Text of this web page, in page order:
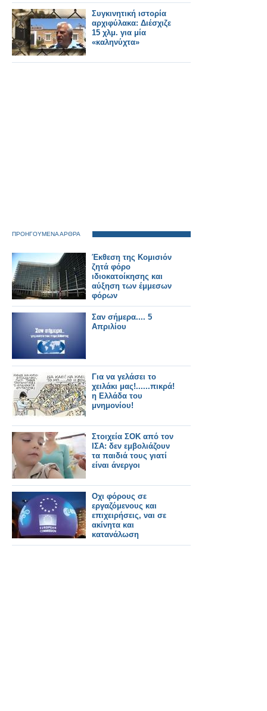
Συγκινητική ιστορία
αρχιφύλακα: Διέσχιζε
15 χλμ. για μία
«καληνύχτα»
ΠΡΟΗΓΟΥΜΕΝΑ ΑΡΘΡΑ
Έκθεση της Κομισιόν
ζητά φόρο
ιδιοκατοίκησης και
αύξηση των έμμεσων
φόρων
Σαν σήμερα.... 5
Απριλίου
Για να γελάσει το
χειλάκι μας!......πικρά!
η Ελλάδα του
μνημονίου!
Στοιχεία ΣΟΚ από τον
ΙΣΑ: δεν εμβολιάζουν
τα παιδιά τους γιατί
είναι άνεργοι
Οχι φόρους σε
εργαζόμενους και
επιχειρήσεις, ναι σε
ακίνητα και
κατανάλωση